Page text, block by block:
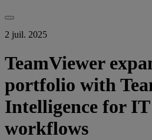
2 juil. 2025
TeamViewer
portfolio with
Intelligence for
workflows